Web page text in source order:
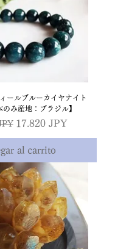
ールブルーカイヤナイト
み産地：ブラジル】
Precio de oferta
17.820 JPY
al carrito